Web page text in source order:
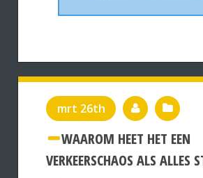
mrt 26th
WAAROM HEET HET EEN
VERKEERSCHAOS ALS ALLES